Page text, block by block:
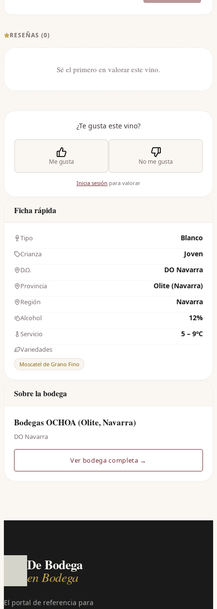
RESEÑAS (0)
Sé el primero en valorar este vino.
¿Te gusta este vino?
Me gusta No me gusta
Inicia sesión para valorar
Ficha rápida
Tipo Blanco
Crianza Joven
D.O. DO Navarra
Provincia Olite (Navarra)
Región Navarra
Alcohol 12%
Servicio 5 – 9ºC
Variedades
Moscatel de Grano Fino
Sobre la bodega
Bodegas OCHOA (Olite, Navarra)
DO Navarra
Ver bodega completa →
De Bodega
en Bodega
El portal de referencia para